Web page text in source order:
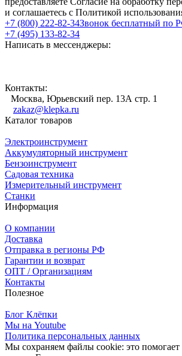
и соглашаетесь с Политикой
+7 (800) 222-82-34Звонок бесплатный по
+7 (495) 133-82-34
Написать в мессенджеры:
Контакты:
Москва, Юрьевский пер. 13А стр. 1
zakaz@klepka.ru
Каталог товаров
Электроинструмент
Аккумуляторный инструмент
Бензоинструмент
Садовая техника
Измерительный инструмент
Станки
Информация
О компании
Доставка
Отправка в регионы РФ
Гарантии и возврат
ОПТ / Организациям
Контакты
Полезное
Блог Клёпки
Мы на Youtube
Политика персональных данных
Мы сохраняем файлы cookie: это помогает